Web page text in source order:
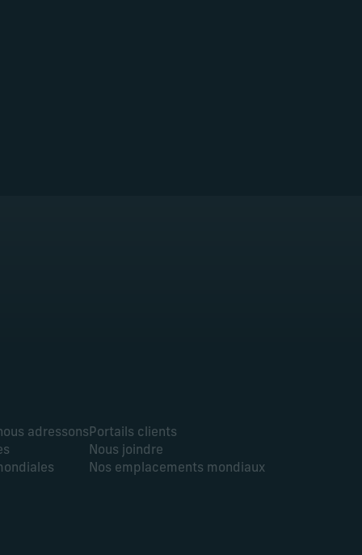
adressons Portails clients
Nous joindre
Nos emplacements mondiaux